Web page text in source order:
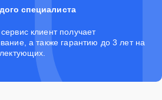
специалиста
клиент получает
а также гарантию до 3 лет на